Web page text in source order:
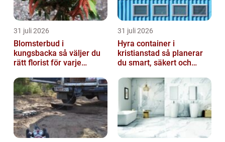
31 juli 2026
Blomsterbud i
kungsbacka så väljer du
rätt florist för varje
31 juli 2026
Hyra container i
kristianstad så planerar
du smart, säkert och